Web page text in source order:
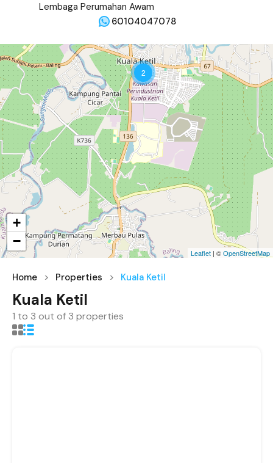
60104047078
2
+
−
Leaflet | ©OpenStreetMap
Home Properties Kuala Ketil
Kuala Ketil
1 to 3 out of 3 properties